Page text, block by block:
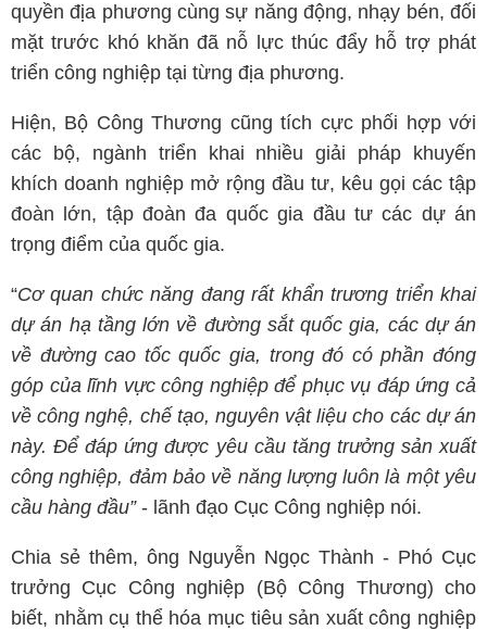
quyền địa phương cùng sự năng động, nhạy bén, đối
mặt trước khó khăn đã nỗ lực thúc đẩy hỗ trợ phát
triển công nghiệp tại từng địa phương.
Hiện, Bộ Công Thương cũng tích cực phối hợp với
các bộ, ngành triển khai nhiều giải pháp khuyến
khích doanh nghiệp mở rộng đầu tư, kêu gọi các tập
đoàn lớn, tập đoàn đa quốc gia đầu tư các dự án
trọng điểm của quốc gia.
“Cơ quan chức năng đang rất khẩn trương triển khai
dự án hạ tầng lớn về đường sắt quốc gia, các dự án
về đường cao tốc quốc gia, trong đó có phần đóng
góp của lĩnh vực công nghiệp để phục vụ đáp ứng cả
về công nghệ, chế tạo, nguyên vật liệu cho các dự án
này. Để đáp ứng được yêu cầu tăng trưởng sản xuất
công nghiệp, đảm bảo về năng lượng luôn là một yêu
cầu hàng đầu”- lãnh đạo Cục Công nghiệp nói.
Chia sẻ thêm, ông Nguyễn Ngọc Thành - Phó Cục
trưởng Cục Công nghiệp (Bộ Công Thương) cho
biết, nhằm cụ thể hóa mục tiêu sản xuất công nghiệp